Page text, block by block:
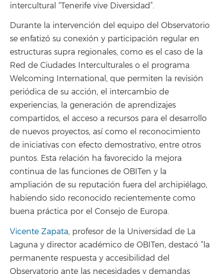
intercultural “Tenerife vive Diversidad”.
Durante la intervención del equipo del Observatorio
se enfatizó su conexión y participación regular en
estructuras supra regionales, como es el caso de la
Red de Ciudades Interculturales o el programa
Welcoming International, que permiten la revisión
periódica de su acción, el intercambio de
experiencias, la generación de aprendizajes
compartidos, el acceso a recursos para el desarrollo
de nuevos proyectos, así como el reconocimiento
de iniciativas con efecto demostrativo, entre otros
puntos. Esta relación ha favorecido la mejora
continua de las funciones de OBITen y la
ampliación de su reputación fuera del archipiélago,
habiendo sido reconocido recientemente como
buena práctica por el Consejo de Europa.
Vicente Zapata, profesor de la Universidad de La
Laguna y director académico de OBITen, destacó “la
permanente respuesta y accesibilidad del
Observatorio ante las necesidades y demandas